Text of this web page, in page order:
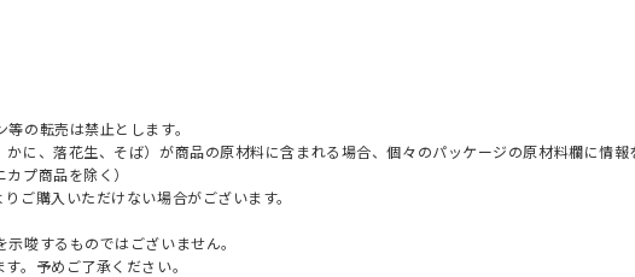
の転売は禁止とします。
に、落花生、そば）が商品の原材料に含まれる場合、個々のパッケージの原材料欄に情報
プ商品を除く）
ご購入いただけない場合がございます。
唆するものではございません。
。予めご了承ください。